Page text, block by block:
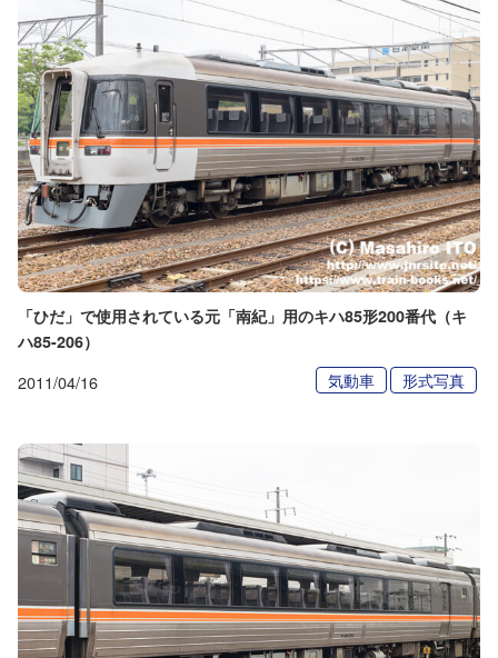
「ひだ」で使用されている元「南紀」用のキハ85形200番代（キ
ハ85-206）
2011/04/16 気動車 形式写真